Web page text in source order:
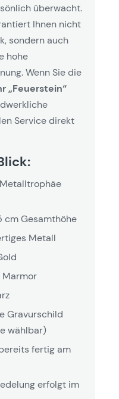
überwacht.
Ihnen nicht
sondern auch
hohe
Wenn Sie die
„Feuerstein“
Service direkt
Metalltrophäe
cm Gesamthöhe
Metall
Marmor
Gravurschild
wählbar)
fertig am
erfolgt im